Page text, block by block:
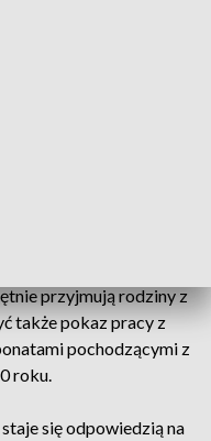
przyjmują rodziny z
także pokaz pracy z
pochodzącymi z
roku.
się odpowiedzią na